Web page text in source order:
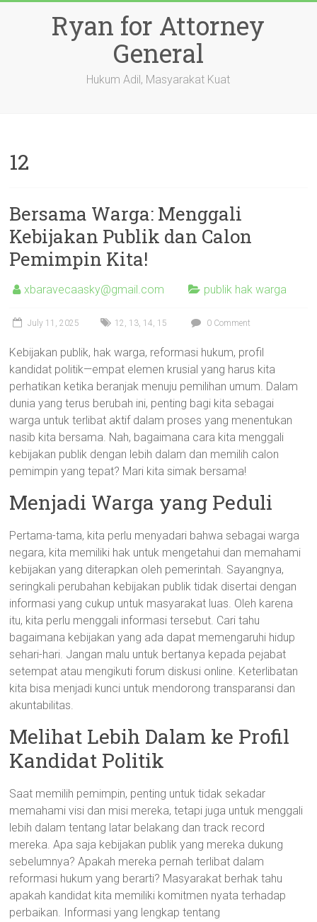
Ryan for Attorney
General
Hukum Adil, Masyarakat Kuat
12
Bersama Warga: Menggali
Kebijakan Publik dan Calon
Pemimpin Kita!
xbaravecaasky@gmail.com publik hak warga
July 11, 2025 12 , 13, 14, 15 0 Comment
Kebijakan publik, hak warga, reformasi hukum, profil
kandidat politik—empat elemen krusial yang harus kita
perhatikan ketika beranjak menuju pemilihan umum. Dalam
dunia yang terus berubah ini, penting bagi kita sebagai
warga untuk terlibat aktif dalam proses yang menentukan
nasib kita bersama. Nah, bagaimana cara kita menggali
kebijakan publik dengan lebih dalam dan memilih calon
pemimpin yang tepat? Mari kita simak bersama!
Menjadi Warga yang Peduli
Pertama-tama, kita perlu menyadari bahwa sebagai warga
negara, kita memiliki hak untuk mengetahui dan memahami
kebijakan yang diterapkan oleh pemerintah. Sayangnya,
seringkali perubahan kebijakan publik tidak disertai dengan
informasi yang cukup untuk masyarakat luas. Oleh karena
itu, kita perlu menggali informasi tersebut. Cari tahu
bagaimana kebijakan yang ada dapat memengaruhi hidup
sehari-hari. Jangan malu untuk bertanya kepada pejabat
setempat atau mengikuti forum diskusi online. Keterlibatan
kita bisa menjadi kunci untuk mendorong transparansi dan
akuntabilitas.
Melihat Lebih Dalam ke Profil
Kandidat Politik
Saat memilih pemimpin, penting untuk tidak sekadar
memahami visi dan misi mereka, tetapi juga untuk menggali
lebih dalam tentang latar belakang dan track record
mereka. Apa saja kebijakan publik yang mereka dukung
sebelumnya? Apakah mereka pernah terlibat dalam
reformasi hukum yang berarti? Masyarakat berhak tahu
apakah kandidat kita memiliki komitmen nyata terhadap
perbaikan. Informasi yang lengkap tentang